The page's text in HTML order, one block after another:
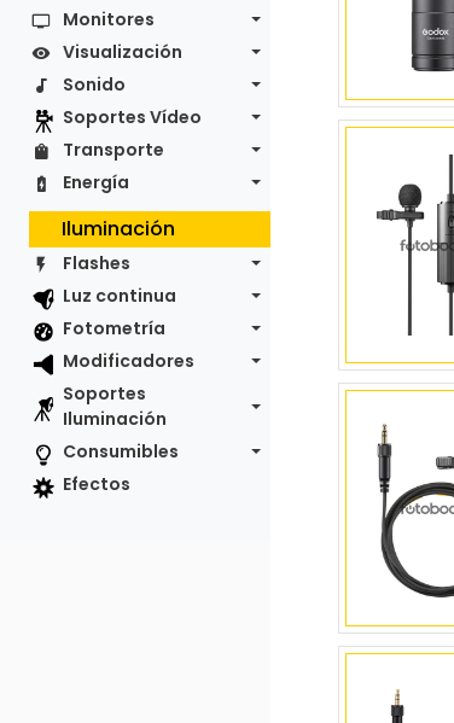
Monitores
Visualización
Sonido
Soportes Vídeo
Transporte
Energía
Iluminación
Flashes
Luz continua
Fotometría
Modificadores
Soportes
Iluminación
Consumibles
Efectos